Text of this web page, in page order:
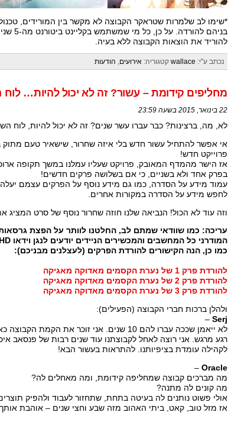
*שימו לב שלמרות שטראקר הקבוצה לא מקשר בין המורידים,
בניהם
להוריד את הוצאות הקבוצה ללא בעיה.
נכתב ע"י: wallace קטגוריה: אירועים הודעות
מחליפים קידומת – עשור? זה לא יכול להיות…
22 בינואר, 2015 בשעה 23:59
לא, מה, ברצינות? כבר עברו עשר שנים? זה לא יכול להיות, לוח
אי אפשר להתחיל עשור חדש בלי איזה שחרור, שישאיר טעם
פרוייקט חדש!
אז הישר מהמדף המאובק, פרויקט שעליו עמלנו במשך תקופה
בפרק אחד ולא בשניים, כי אם בשלושה פרקים חדשים!
עמוד מידע על הסדרה, כמו גם מידע נוסף על הפרקים עצמם
לחפש מידע על הסדרה במקורות אחרים.
וזה עוד לא הכול! הנביאה שלנו חוזה שחרור נוסף של סרט
המודרני כל המחשבים והמכשירים הניידים יודעים לנגן וידאו HD עם כתוביות צפות.
כמו כן, הנה הקישורים להורדת הפרקים (לעצלנים מבניכם):
להורדת פרק 1 של נערת הקסמים מאדוקה מאגיקה
להורדת פרק 2 של נערת הקסמים מאדוקה מאגיקה
להורדת פרק 3 של נערת הקסמים מאדוקה מאגיקה
ולהלן ברכות חברי הקבוצה (הפעילים):
Serj
–
רגע מרגש. אני רוצה לאחל לקבוצתנו עוד שנים רבות של פנסאב
לקהילה עומדת בציפיותנו. להתראות בעשור הבא!
Oracle
–
מה מברכים קבוצה שמחליפה קידומת, ומה מאחלים לה?
מה קונים לה מתנה?
אולי פשוט נותנים לה בעיטה בתחת, שתחזור לעבוד ולהפיק
אז מזל טוב, קאט, ביתי האהוב מזה שבע וחצי שנים – אוהבת אותך